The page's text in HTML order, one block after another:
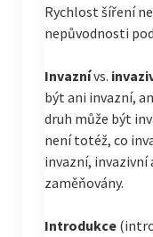
Rychlost šíření
nepůvodnosti
Invaznívs.
být ani invazní,
druh může být
není totéž, co
invazní, invazivní
zaměňovány.
Introdukce